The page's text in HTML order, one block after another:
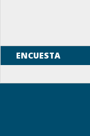
ENCUESTA